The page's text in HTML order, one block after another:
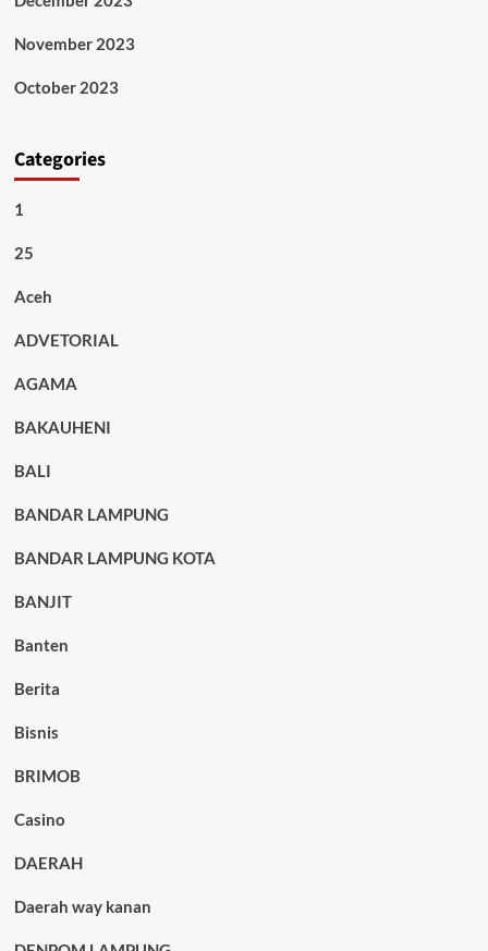
November 2023
October 2023
Categories
1
25
Aceh
ADVETORIAL
AGAMA
BAKAUHENI
BALI
BANDAR LAMPUNG
BANDAR LAMPUNG KOTA
BANJIT
Banten
Berita
Bisnis
BRIMOB
Casino
DAERAH
Daerah way kanan